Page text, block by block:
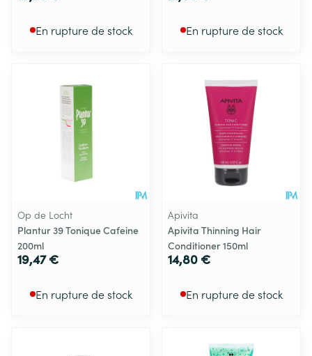
En rupture de stock En rupture de stock
Op de Locht
Plantur 39 Tonique Cafeine
200ml
19,47 €
En rupture de stock
Apivita
Apivita Thinning Hair
Conditioner 150ml
14,80 €
En rupture de stock